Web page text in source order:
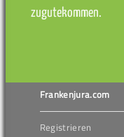
zugutekommen.
Frankenjura.com
Registrieren